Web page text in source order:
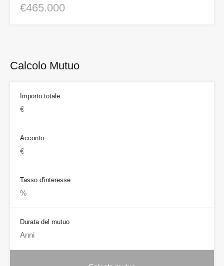
€465.000
Calcolo Mutuo
Importo totale
Acconto
Tasso d'interesse
Durata del mutuo